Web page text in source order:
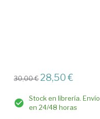
30,00 € 28,50 €
Stock en librería. Envío
en 24/48 horas